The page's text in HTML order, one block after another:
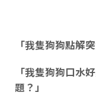
「我隻狗狗點解
「我隻狗狗口水
題？」